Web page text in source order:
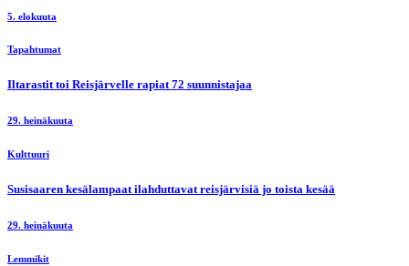
5. elokuuta
Tapahtumat
Iltarastit toi Reisjärvelle rapiat 72 suunnistajaa
29. heinäkuuta
Kulttuuri
Susisaaren kesälampaat ilahduttavat reisjärvisiä jo toista kesää
29. heinäkuuta
Lemmikit